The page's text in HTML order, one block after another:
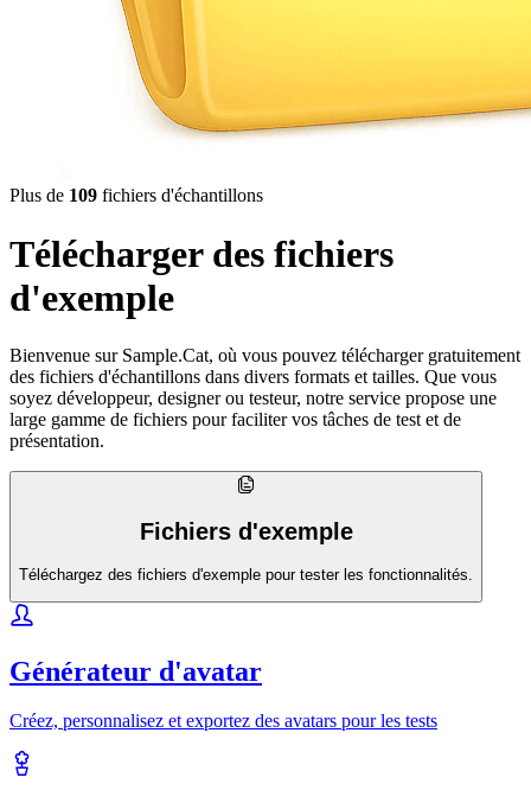
Plus de 109 fichiers d'échantillons
Télécharger des fichiers
d'exemple
Bienvenue sur Sample.Cat, où vous pouvez télécharger gratuitement
des fichiers d'échantillons dans divers formats et tailles. Que vous
soyez développeur, designer ou testeur, notre service propose une
large gamme de fichiers pour faciliter vos tâches de test et de
présentation.
Fichiers d'exemple
Téléchargez des fichiers d'exemple pour tester les fonctionnalités.
Générateur d'avatar
Créez, personnalisez et exportez des avatars pour les tests